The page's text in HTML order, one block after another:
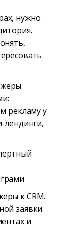
нужно
рекламу у
лендинги,
к CRM.
заявки
и